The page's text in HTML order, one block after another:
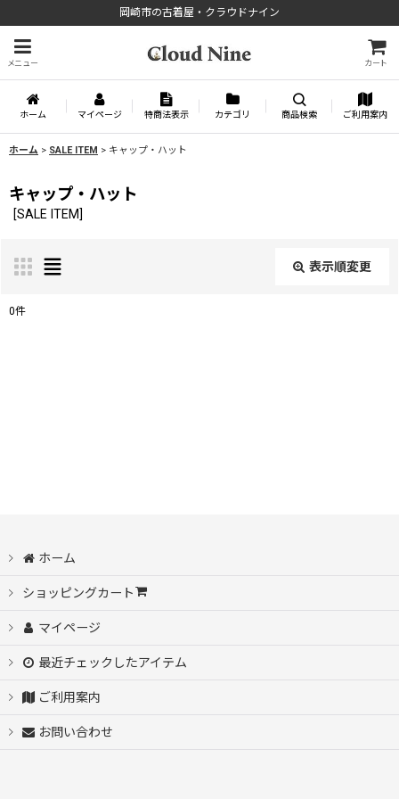
岡崎市の古着屋・クラウドナイン
メニュー カート
ホーム マイページ 特商法表示 カテゴリ 商品検索 ご利用案内
ホーム > SALE ITEM > キャップ・ハット
キャップ・ハット
[SALE ITEM]
表示順変更
0件
ホーム
ショッピングカート
マイページ
最近チェックしたアイテム
ご利用案内
お問い合わせ